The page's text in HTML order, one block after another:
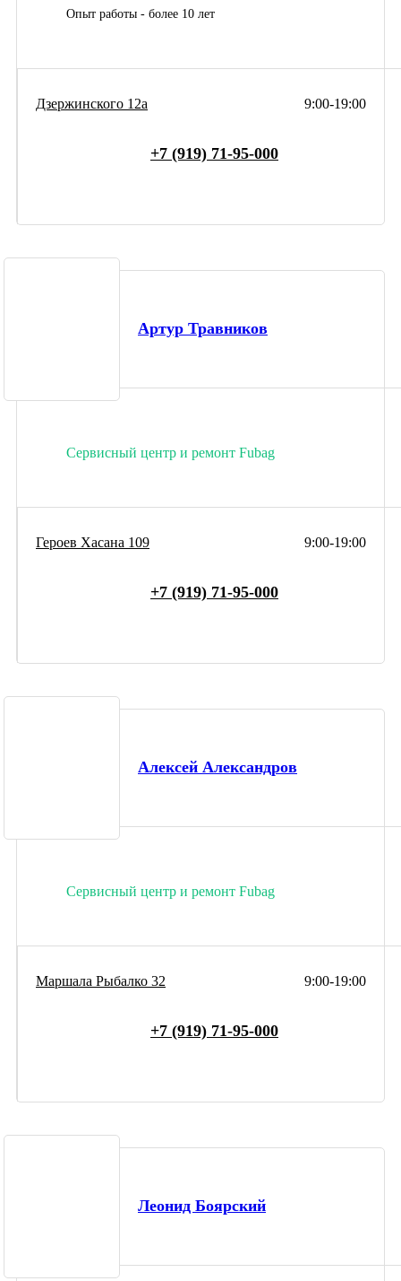
Опыт работы - более 10 лет
9:00-19:00
Дзержинского 12а
+7 (919) 71-95-000
Артур Травников
Сервисный центр и ремонт Fubag
9:00-19:00
Героев Хасана 109
+7 (919) 71-95-000
Алексей Александров
Сервисный центр и ремонт Fubag
9:00-19:00
Маршала Рыбалко 32
+7 (919) 71-95-000
Леонид Боярский